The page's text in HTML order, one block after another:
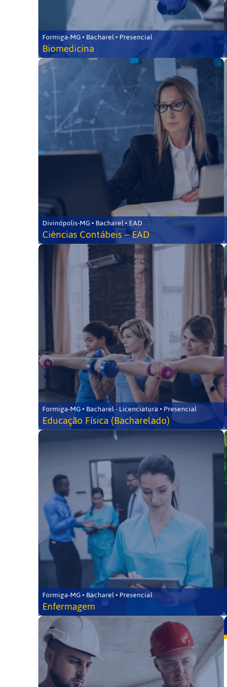
Formiga-MG • Bacharel • Presencial
Biomedicina
Divinópolis-MG • Bacharel • EAD
Ciências Contábeis – EAD
Formiga-MG • Bacharel - Licenciatura • Presencial
Educação Física (Bacharelado)
Formiga-MG • Bacharel • Presencial
Enfermagem